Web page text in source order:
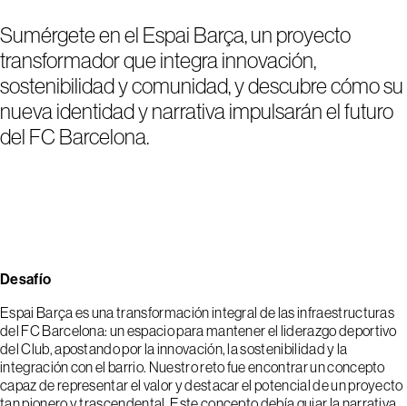
Sumérgete en el Espai Barça, un proyecto
transformador que integra innovación,
sostenibilidad y comunidad, y descubre cómo su
nueva identidad y narrativa impulsarán el futuro
del FC Barcelona.
Desafío
Espai Barça es una transformación integral de las infraestructuras
del FC Barcelona: un espacio para mantener el liderazgo deportivo
del Club, apostando por la innovación, la sostenibilidad y la
integración con el barrio. Nuestro reto fue encontrar un concepto
capaz de representar el valor y destacar el potencial de un proyecto